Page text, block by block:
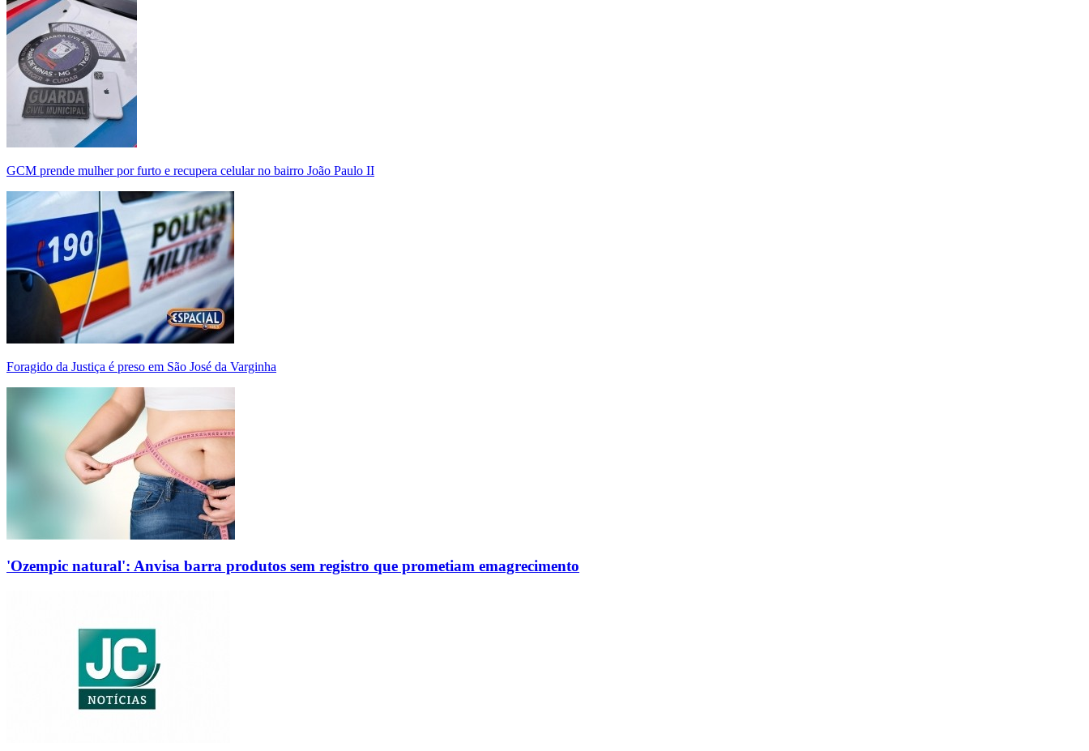
GCM prende mulher por furto e recupera celular no bairro João Paulo II
Foragido da Justiça é preso em São José da Varginha
'Ozempic natural': Anvisa barra produtos sem registro que prometiam emagrecimento